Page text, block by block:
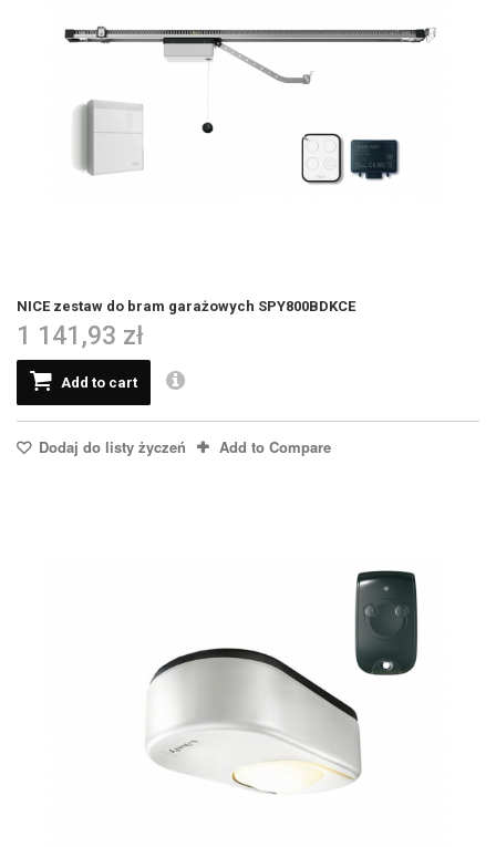
NICE zestaw do bram garażowych SPY800BDKCE
1 141,93 zł
Add to cart
Dodaj do listy życzeń Add to Compare